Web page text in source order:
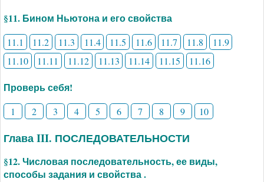
§11. Бином Ньютона и его свойства
11.1 11.2 11.3 11.4 11.5 11.6 11.7 11.8
11.9
11.10
11.11 11.12 11.13 11.14 11.15 11.16
Проверь себя!
1 2 3 4 5 6 7 8 9 10
Глава III. ПОСЛЕДОВАТЕЛЬНОСТИ
§12. Числовая последовательность, ее виды,
способы задания и свойства .